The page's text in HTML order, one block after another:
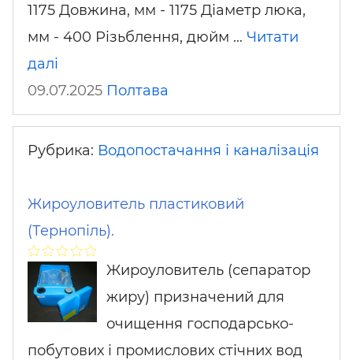
1175 Довжина, мм - 1175 Діаметр люка,
мм - 400 Різьблення, дюйм … Читати
далі
09.07.2025 Полтава
Рубрика: Водопостачання і каналізація
Жироуловитель пластиковий
(Тернопіль).
Жироуловитель (сепаратор
жиру) призначений для
очищення господарсько-
побутових і промислових стічних вод